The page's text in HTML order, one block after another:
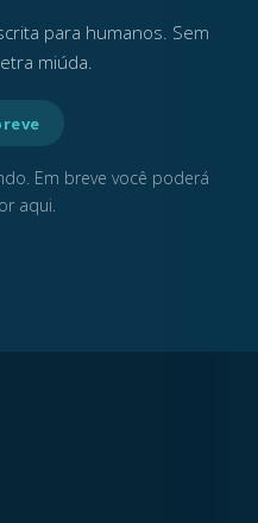
para humanos. Sem
miúda.
Em breve você poderá
aqui.